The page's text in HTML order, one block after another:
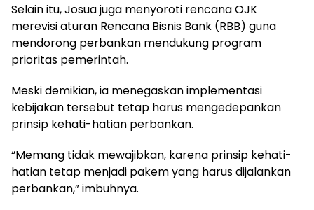
Selain itu, Josua juga menyoroti rencana OJK
merevisi aturan Rencana Bisnis Bank (RBB) guna
mendorong perbankan mendukung program
prioritas pemerintah.
Meski demikian, ia menegaskan implementasi
kebijakan tersebut tetap harus mengedepankan
prinsip kehati-hatian perbankan.
“Memang tidak mewajibkan, karena prinsip kehati-
hatian tetap menjadi pakem yang harus dijalankan
perbankan,” imbuhnya.